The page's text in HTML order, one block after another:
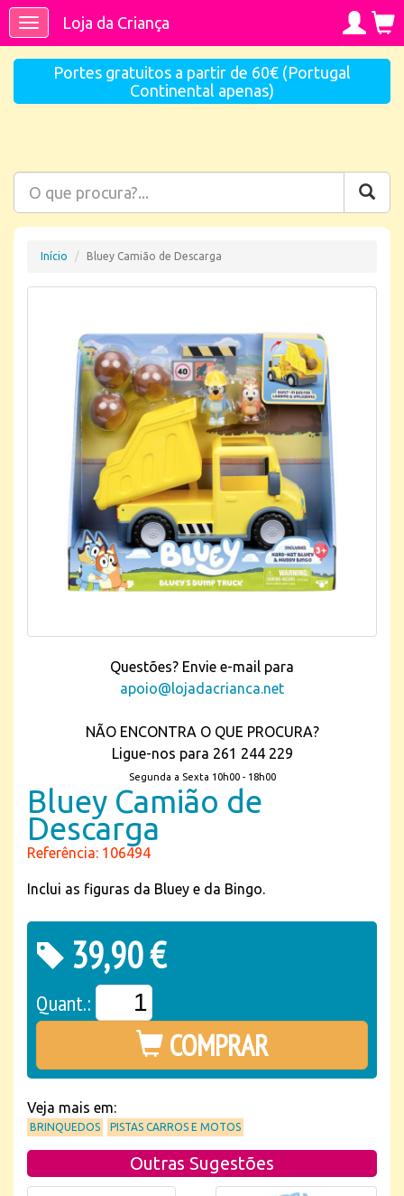
ToggleLoja da Criança
Portes gratuitos a partir de 60€ (Portugal
Continental apenas)
Início Bluey Camião de Descarga
Questões? Envie e-mail para
apoio@lojadacrianca.net
NÃO ENCONTRA O QUE PROCURA?
Ligue-nos para 261 244 229
Segunda a Sexta 10h00 - 18h00
Bluey Camião de
Descarga
Referência: 106494
Inclui as figuras da Bluey e da Bingo.
39,90 €
Quant.:
COMPRAR
Veja mais em:
BRINQUEDOS PISTAS CARROS E MOTOS
Outras Sugestões